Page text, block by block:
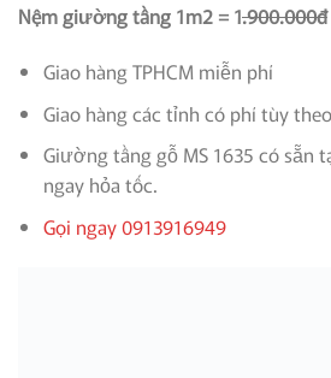
Nệm giường tầng 1m2 = 1.900.000đ
Giao hàng TPHCM miễn phí
Giao hàng các tỉnh có phí tùy
Giường tầng gỗ MS 1635 có sẵn
ngay hỏa tốc.
Gọi ngay 0913916949